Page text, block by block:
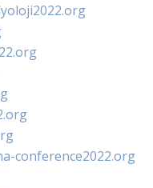
conference2022.org